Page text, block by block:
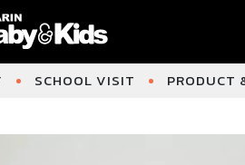
SCHOOL VISIT PRODUCT